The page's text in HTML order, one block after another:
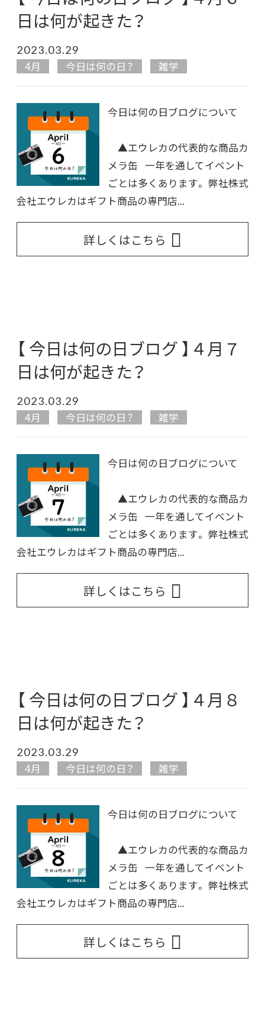
日は何が起きた？
2023.03.29
4月 今日は何の日？ 雑学
今日は何の日ブログについて
▲エウレカの代表的な商品カ
メラ缶 一年を通してイベント
ごとは多くあります。 弊社株式
会社エウレカはギフト商品の専門店...
詳しくはこちら
【 今日は何の日ブログ 】４月７
日は何が起きた？
2023.03.29
4月 今日は何の日？ 雑学
今日は何の日ブログについて
▲エウレカの代表的な商品カ
メラ缶 一年を通してイベント
ごとは多くあります。 弊社株式
会社エウレカはギフト商品の専門店...
詳しくはこちら
【 今日は何の日ブログ 】４月８
日は何が起きた？
2023.03.29
4月 今日は何の日？ 雑学
今日は何の日ブログについて
▲エウレカの代表的な商品カ
メラ缶 一年を通してイベント
ごとは多くあります。 弊社株式
会社エウレカはギフト商品の専門店...
詳しくはこちら